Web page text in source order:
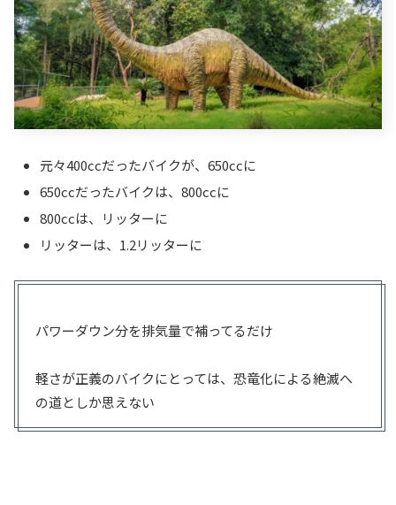
元々400ccだったバイクが、650ccに
650ccだったバイクは、800ccに
800ccは、リッターに
リッターは、1.2リッターに
パワーダウン分を排気量で補ってるだけ
軽さが正義のバイクにとっては、恐竜化による絶滅へ
の道としか思えない